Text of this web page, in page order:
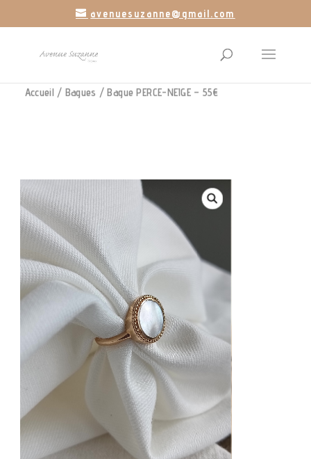
avenuesuzanne@gmail.com
Accueil/ Bagues / Bague PERCE-NEIGE – 55€